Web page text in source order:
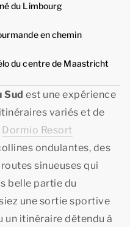
du Limbourg
en chemin
du centre de Maastricht
Sud est une expérience
variés et de
Dormio Resort
ondulantes, des
sinueuses qui
belle partie du
une sortie sportive
un itinéraire détendu à